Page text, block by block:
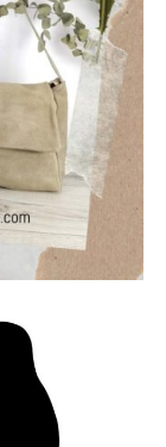
που
Είναι
ανθρώπων,
μας
Δήμου
δεν θα